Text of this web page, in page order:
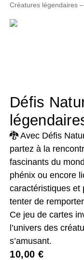
Créatures légendaires
Défis
🐉 Avec Défis
partez à la
fascinants du
phénix ou encore
caractéristiques et
tenter de
Ce jeu de cartes
l’univers des
s’amusant.
10,00 €